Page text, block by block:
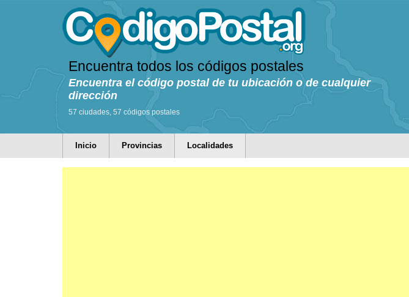
Encuentra todos los códigos postales
Encuentra el código postal de tu ubicación o de cualquier
dirección
57 ciudades, 57 códigos postales
Inicio Provincias Localidades